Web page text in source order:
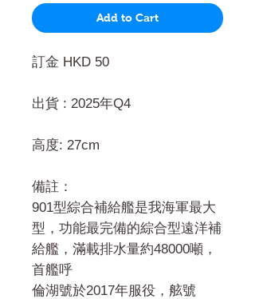
Add to Cart
訂金 HKD 50
出貨 : 2025年Q4
高度: 27cm
備註：
901型綜合補給艦是我海軍最大
型，功能最完備的綜合型遠洋補
給艦，滿載排水量約48000噸，
首艦呼
倫湖號於2017年服役，舷號